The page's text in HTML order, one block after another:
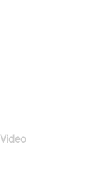
Video